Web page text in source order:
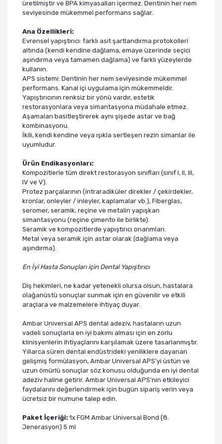
üretilmiştir ve BPA kimyasalları içermez. Dentinin her nem
seviyesinde mükemmel performans sağlar.
Ana Özellikleri:
Evrensel yapıştırıcı: farklı asit şartlandırma protokolleri
altında (kendi kendine dağlama, emaye üzerinde seçici
aşındırma veya tamamen dağlama) ve farklı yüzeylerde
kullanın.
APS sistemi: Dentinin her nem seviyesinde mükemmel
performans. Kanal içi uygulama için mükemmeldir.
Yapıştırıcının renksiz bir yönü vardır, estetik
restorasyonlara veya simantasyona müdahale etmez.
Aşamaları basitleştirerek aynı şişede astar ve bağ
kombinasyonu.
İkili, kendi kendine veya ışıkla sertleşen rezin simanlar ile
uyumludur.
Ürün Endikasyonları:
Kompozitlerle tüm direkt restorasyon sınıfları (sınıf I, II, III,
IV ve V).
Protez parçalarının (intraradiküler direkler / çekirdekler,
kronlar, onleyler / inleyler, kaplamalar vb.), Fiberglas,
seromer, seramik, reçine ve metalin yapışkan
simantasyonu (reçine çimento ile birlikte).
Seramik ve kompozitlerde yapıştırıcı onarımları.
Metal veya seramik için astar olarak (dağlama veya
aşındırma).
En İyi Hasta Sonuçları için Dental Yapıştırıcı
Diş hekimleri, ne kadar yetenekli olursa olsun, hastalara
olağanüstü sonuçlar sunmak için en güvenilir ve etkili
araçlara ve malzemelere ihtiyaç duyar.
Ambar Universal APS dental adeziv, hastaların uzun
vadeli sonuçlarla en iyi bakımı alması için en zorlu
klinisyenlerin ihtiyaçlarını karşılamak üzere tasarlanmıştır.
Yıllarca süren dental endüstrideki yeniliklere dayanan
gelişmiş formülasyon, Ambar Universal APS'yi üstün ve
uzun ömürlü sonuçlar söz konusu olduğunda en iyi dental
adeziv haline getirir. Ambar Universal APS'nin etkileyici
faydalarını değerlendirmek için bugün sipariş verin veya
ücretsiz bir numune talep edin.
Paket İçeriği: 1x FGM Ambar Universal Bond (8.
Jenerasyon) 5 ml